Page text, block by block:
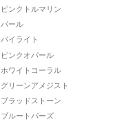
ピンクトルマリン
パール
パイライト
ピンクオパール
ホワイトコーラル
グリーンアメジスト
ブラッドストーン
ブルートパーズ